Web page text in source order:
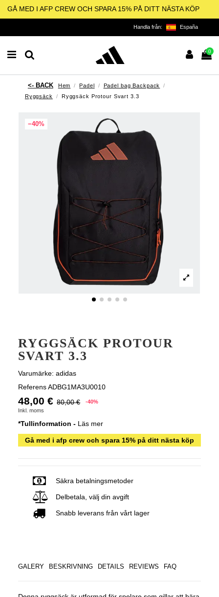
GÅ MED I AFP CREW OCH SPARA 15% PÅ DITT NÄSTA KÖP
Handla från: España
0
Hem Padel
Padel bag Backpack
Ryggsäck
Ryggsäck Protour Svart 3.3
−40%
RYGGSÄCK PROTOUR
SVART 3.3
Varumärke: adidas
Referens ADBG1MA3U0010
48,00 € 80,00 €
-40%
Inkl. moms
*Tullinformation - Läs mer
Gå med i afp crew och spara 15% på ditt nästa köp
Säkra betalningsmetoder
Delbetala, välj din avgift
Snabb leverans från vårt lager
GALERY BESKRIVNING DETAILS REVIEWS FAQ